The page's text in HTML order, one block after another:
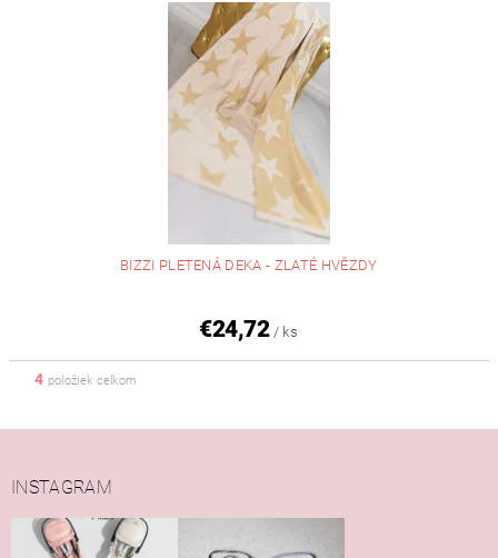
BIZZI PLETENÁ DEKA - ZLATÉ HVĚZDY
€24,72 / ks
4 položiek celkom
INSTAGRAM